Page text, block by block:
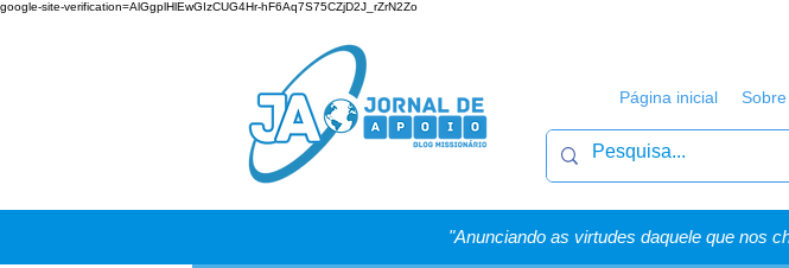
google-site-verification=AlGgplHlEwGIzCUG4Hr-hF6Aq7S75CZjD2J_rZrN2Zo
Página inicial Sobre
"Anunciando as virtudes daquele que nos